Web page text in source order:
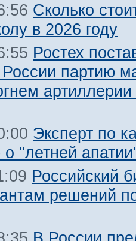
Сколько
в 2026 году
Ростех
партию
Эксперт по
"летней
Российский
решений